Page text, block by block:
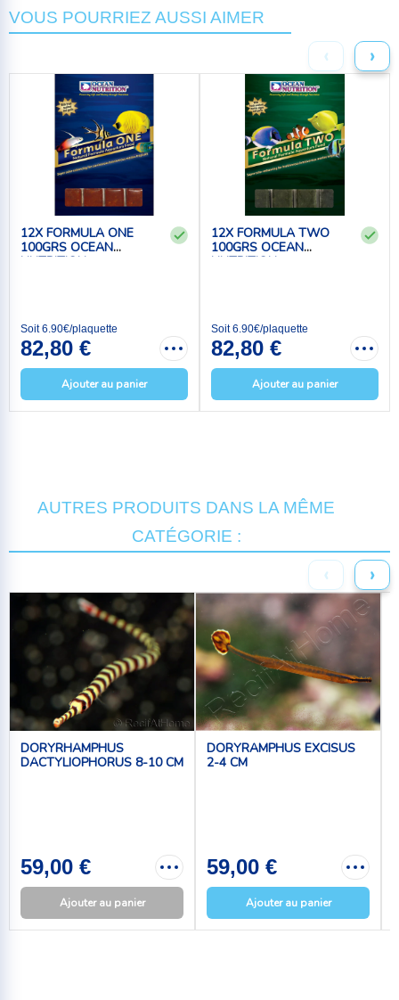
VOUS POURRIEZ AUSSI AIMER
‹ ›
12X FORMULA ONE
100GRS OCEAN
NUTRITION
Soit 6.90€/plaquette
82,80 €
Ajouter au panier
12X FORMULA TWO
100GRS OCEAN
NUTRITION
Soit 6.90€/plaquette
82,80 €
Ajouter au panier
AUTRES PRODUITS DANS LA MÊME
CATÉGORIE :
‹ ›
DORYRHAMPHUS
DACTYLIOPHORUS 8-10 CM
59,00 €
Ajouter au panier
DORYRAMPHUS EXCISUS
2-4 CM
59,00 €
Ajouter au panier